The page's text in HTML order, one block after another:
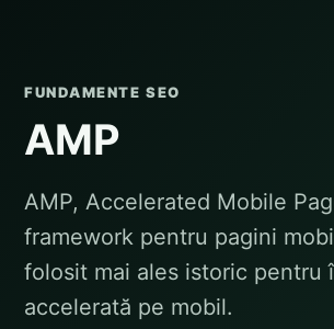
FUNDAMENTE SEO
AMP
AMP, Accelerated Mobile
framework pentru pagini
folosit mai ales istoric pentru
accelerată pe mobil.